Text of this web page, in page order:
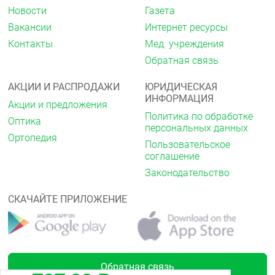
Инсульт и
системная
эмболия вне
ЦНС
306 (2.42)
ЦНС и смерть
вследствие
сердечно-
сосудистых
причин
572 (4.51) 609 (4.81)
вследствие
сердечно-
сосудистых
причин и
миокарда
659 (5.24)
Инсульт 253 (1.99) 281 (2.22)
Новости
Вакансии
Контакты
Газета
Интернет ресурсы
Мед. учреждения
Обратная связь
АКЦИИ И РАСПРОДАЖИ
Акции и предложения
Оптика
Ортопедия
ЮРИДИЧЕСКАЯ
ИНФОРМАЦИЯ
Политика по обработке
персональных данных
Пользовательское
соглашение
Законодательство
СКАЧАЙТЕ ПРИЛОЖЕНИЕ
Обратная связь